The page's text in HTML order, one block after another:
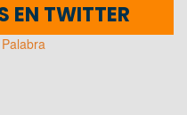
EN TWITTER